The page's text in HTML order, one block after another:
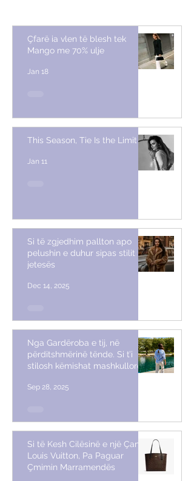
Çfarë ia vlen të blesh tek
Mango me 70% ulje
Jan 18
This Season, Tie Is the Limit
Jan 11
Si të zgjedhim pallton apo
pelushin e duhur sipas stilit të
jetesës
Dec 14, 2025
Nga Gardëroba e tij, në
përditshmërinë tënde. Si t’i
stilosh këmishat mashkullore
Sep 28, 2025
Si të Kesh Cilësinë e një Çante
Louis Vuitton, Pa Paguar
Çmimin Marramendës